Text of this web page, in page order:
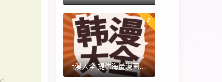
3
韩漫大全 提供海量漫画资源